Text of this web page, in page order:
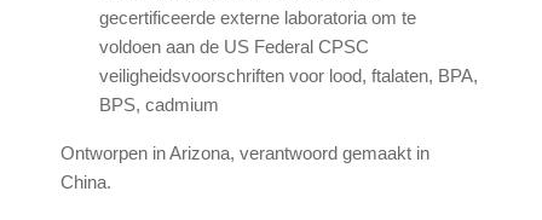
gecertificeerde externe laboratoria om te
voldoen aan de US Federal CPSC
veiligheidsvoorschriften voor lood, ftalaten, BPA,
BPS, cadmium
Ontworpen in Arizona, verantwoord gemaakt in
China.